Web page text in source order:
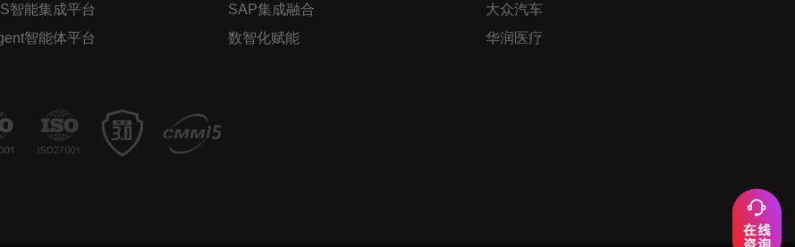
智能集成平台
智能体平台
SAP集成融合
数智化赋能
大众汽车
华润医疗